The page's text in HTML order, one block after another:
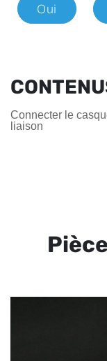
Oui
Connecter le
liaison